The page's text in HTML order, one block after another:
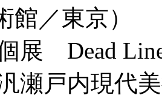
館／東京）
Line
現代美術